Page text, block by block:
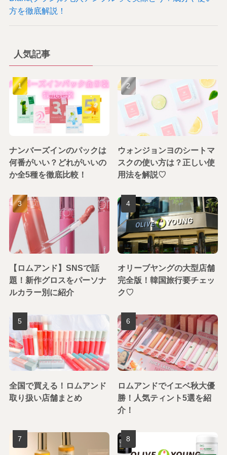
方を徹底解説！
人気記事
ナンバーズインのパックは
何番がいい？どれがいいの
か全5種を徹底比較！
ウォンジョンヨのシートマ
スクの使い方は？正しい使
用法を解説♡
【ロムアンド】SNSで話
題！新作グロスをパーソナ
ルカラー別に紹介
オリーブヤングの大型店舗
完全版！韓国旅行要チェッ
ク♡
全国で買える！ロムアンド
取り扱い店舗まとめ
ロムアンドでイエベ秋大優
勝！人気ティント5選を紹
介！